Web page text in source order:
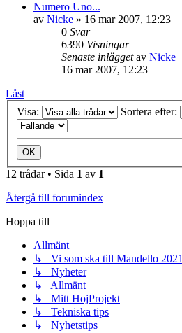
Numero Uno...
av Nicke » 16 mar 2007, 12:23
0 Svar
6390 Visningar
Senaste inläggetav Nicke
16 mar 2007, 12:23
Låst
Visa:
Sortera efter:
12 trådar • Sida 1 av 1
Återgå till forumindex
Hoppa till
Allmänt
↳ Vi som ska till Mandello 2021
↳ Nyheter
↳ Allmänt
↳ Mitt HojProjekt
↳ Tekniska tips
↳ Nyhetstips